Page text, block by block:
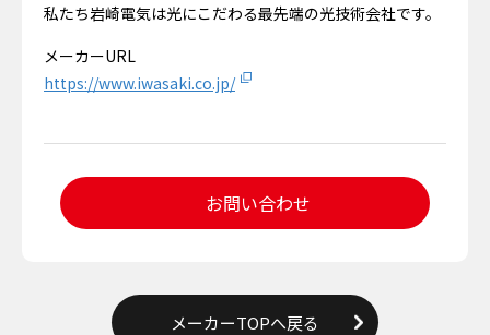
私たち岩崎電気は光にこだわる最先端の光技術会社です。
メーカーURL
https://www.iwasaki.co.jp/
お問い合わせ
メーカーTOPへ戻る